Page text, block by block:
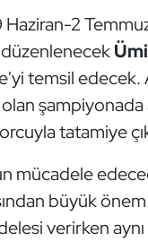
Haziran-2
temsil edecek.
şampiyonada
tatamiye
mücadele
büyük
verirken